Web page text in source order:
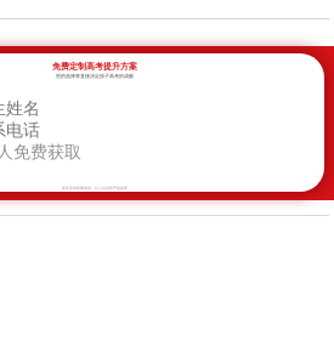
免费定制高考提升方案
您的选择将直接决定孩子高考的成败
人免费获取
新学高考郑重承诺，以上信息将严格保密